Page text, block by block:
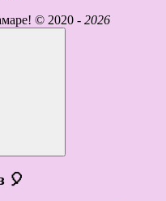
© 2020 - 2026
🎈